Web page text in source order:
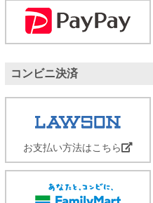
コンビニ決済
お支払い方法はこちら